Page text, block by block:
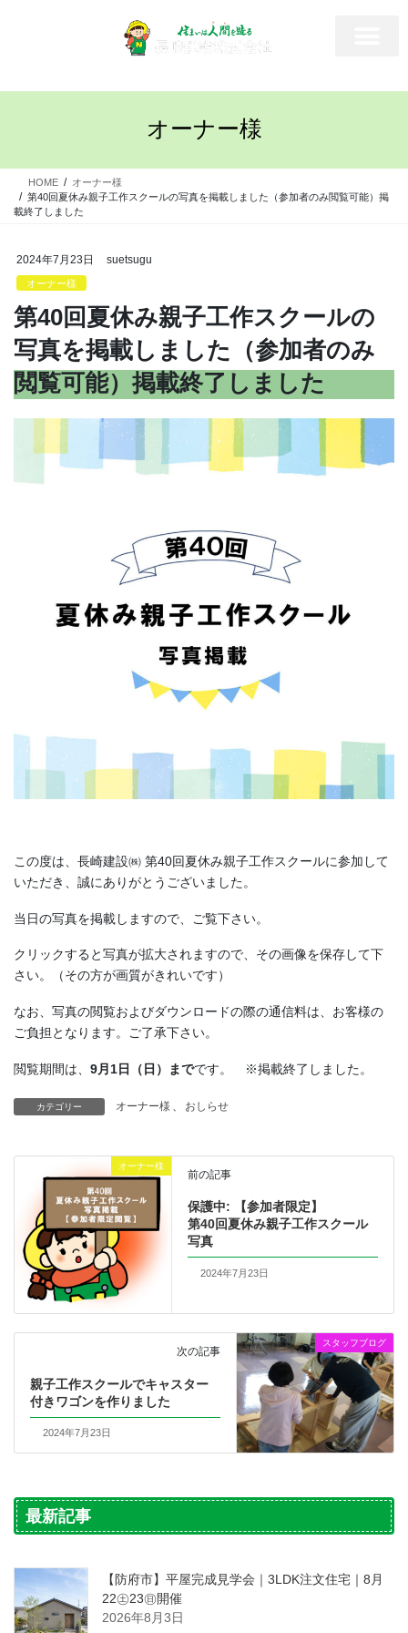
オーナー様
HOME
オーナー様
第40回夏休み親子工作スクールの写真を掲載しました（参加者のみ閲覧可能）掲
載終了しました
2024年7月23日 suetsugu
オーナー様
第40回夏休み親子工作スクールの
写真を掲載しました（参加者のみ
閲覧可能）掲載終了しました
この度は、長崎建設㈱ 第40回夏休み親子工作スクールに参加して
いただき、誠にありがとうございました。
当日の写真を掲載しますので、ご覧下さい。
クリックすると写真が拡大されますので、その画像を保存して下
さい。（その方が画質がきれいです）
なお、写真の閲覧およびダウンロードの際の通信料は、お客様の
ご負担となります。ご了承下さい。
閲覧期間は、 9月1日（日）までです。 ※掲載終了しました。
カテゴリー オーナー様 、 おしらせ
オーナー様
前の記事
保護中: 【参加者限定】
第40回夏休み親子工作スクール
写真
2024年7月23日
スタッフブログ
次の記事
親子工作スクールでキャスター
付きワゴンを作りました
2024年7月23日
最新記事
【防府市】平屋完成見学会｜3LDK注文住宅｜8月
22㊏23㊐開催
2026年8月3日